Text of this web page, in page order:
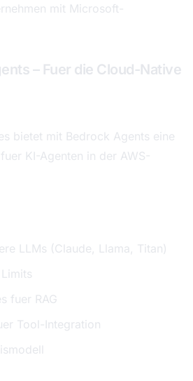
mit Microsoft-
– Fuer die Cloud-Native
bietet mit Bedrock Agents eine
KI-Agenten in der AWS-
LLMs (Claude, Llama, Titan)
fuer RAG
Tool-Integration